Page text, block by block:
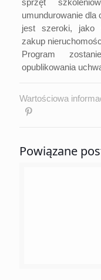
sprzęt
umundurowanie dla
jest szeroki, jako
zakup
Program
opublikowania
Wartościowa
Powiązane